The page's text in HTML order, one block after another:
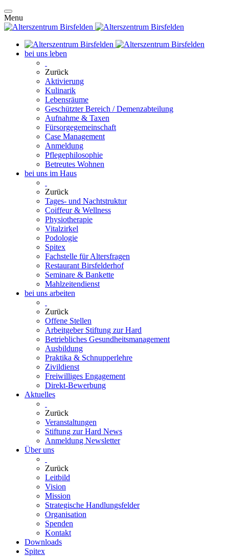
Menu
bei uns leben
Zurück
Aktivierung
Kulinarik
Lebensräume
Geschützter Bereich / Demenzabteilung
Aufnahme & Taxen
Fürsorgegemeinschaft
Case Management
Anmeldung
Pflegephilosophie
Betreutes Wohnen
bei uns im Haus
Zurück
Tages- und Nachtstruktur
Coiffeur & Wellness
Physiotherapie
Vitalzirkel
Podologie
Spitex
Fachstelle für Altersfragen
Restaurant Birsfelderhof
Seminare & Bankette
Mahlzeitendienst
bei uns arbeiten
Zurück
Offene Stellen
Arbeitgeber Stiftung zur Hard
Betriebliches Gesundheitsmanagement
Ausbildung
Praktika & Schnupperlehre
Zivildienst
Freiwilliges Engagement
Direkt-Bewerbung
Aktuelles
Zurück
Veranstaltungen
Stiftung zur Hard News
Anmeldung Newsletter
Über uns
Zurück
Leitbild
Vision
Mission
Strategische Handlungsfelder
Organisation
Spenden
Kontakt
Downloads
Spitex